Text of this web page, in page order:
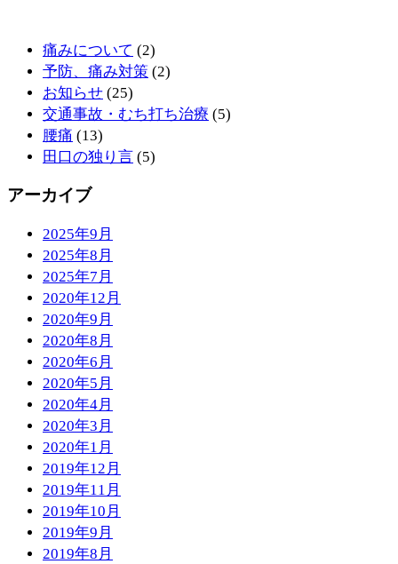
痛みについて (2)
予防、痛み対策 (2)
お知らせ (25)
交通事故・むち打ち治療 (5)
腰痛 (13)
田口の独り言 (5)
アーカイブ
2025年9月
2025年8月
2025年7月
2020年12月
2020年9月
2020年8月
2020年6月
2020年5月
2020年4月
2020年3月
2020年1月
2019年12月
2019年11月
2019年10月
2019年9月
2019年8月